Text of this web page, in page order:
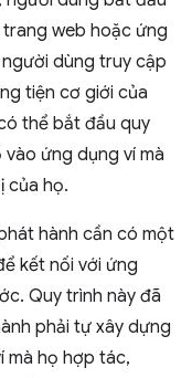
web hoặc ứng
dùng truy cập
tiện cơ giới của
thể bắt đầu quy
ứng dụng ví mà
của họ.
hành cần có một
kết nối với ứng
Quy trình này đã
phải tự xây dựng
mà họ hợp tác,